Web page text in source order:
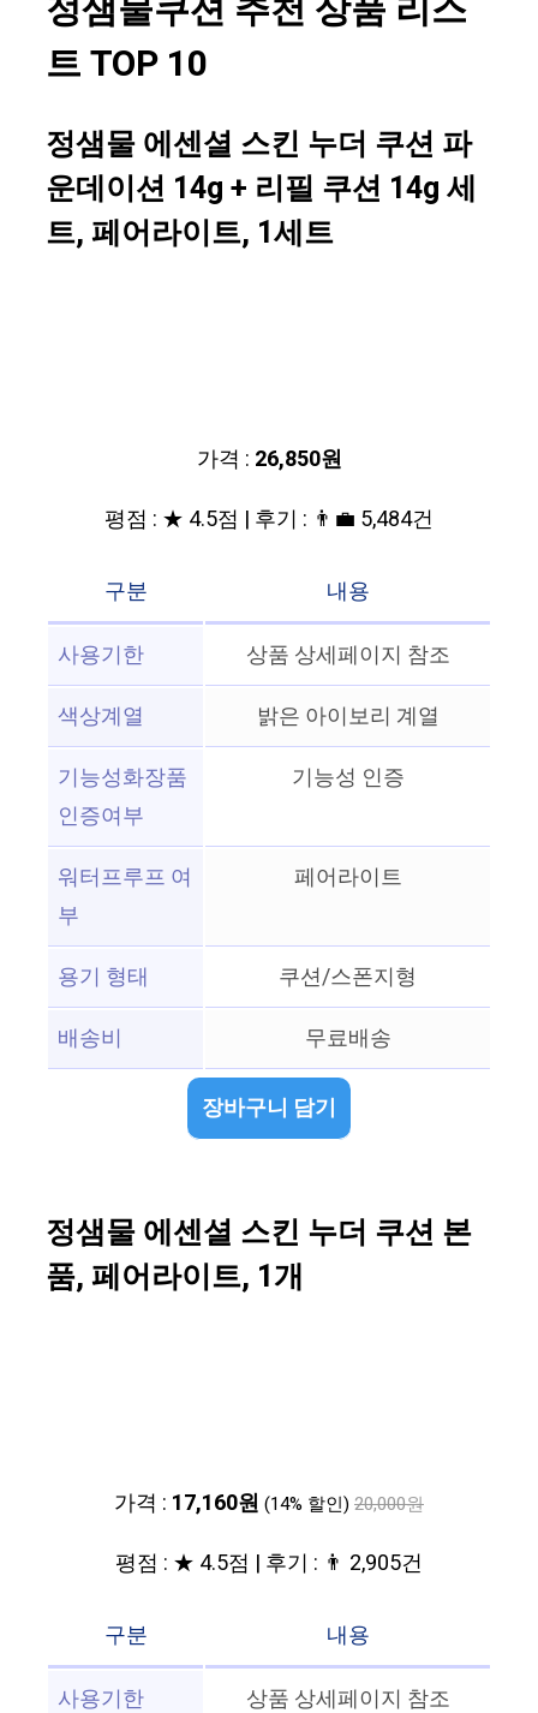
정샘물쿠션 추천 상품 리스
트 TOP 10
정샘물 에센셜 스킨 누더 쿠션 파
운데이션 14g + 리필 쿠션 14g 세
트, 페어라이트, 1세트
가격 : 26,850원
평점 : ★ 4.5점 | 후기 : 👨‍💼 5,484건
구분
내용
사용기한
상품 상세페이지 참조
색상계열
밝은 아이보리 계열
기능성화장품
인증여부
기능성 인증
워터프루프 여
부
페어라이트
용기 형태
쿠션/스폰지형
배송비
무료배송
장바구니 담기
정샘물 에센셜 스킨 누더 쿠션 본
품, 페어라이트, 1개
가격 : 17,160원 (14% 할인) 20,000원
평점 : ★ 4.5점 | 후기 : 👨‍‍ 2,905건
구분
내용
사용기한
상품 상세페이지 참조